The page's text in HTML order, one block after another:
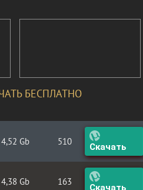
БЕСПЛАТНО
4,52 Gb 510 Скачать
4,38 Gb 163 Скачать